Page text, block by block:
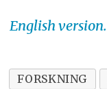
English version.
FORSKNING